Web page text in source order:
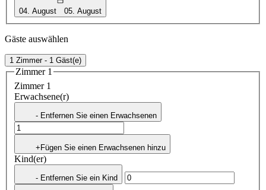
04. August 05. August
Gäste auswählen
1 Zimmer - 1 Gäst(e)
Zimmer 1
Zimmer 1
Erwachsene(r)
- Entfernen Sie einen Erwachsenen
+Fügen Sie einen Erwachsenen hinzu
Kind(er)
- Entfernen Sie ein Kind